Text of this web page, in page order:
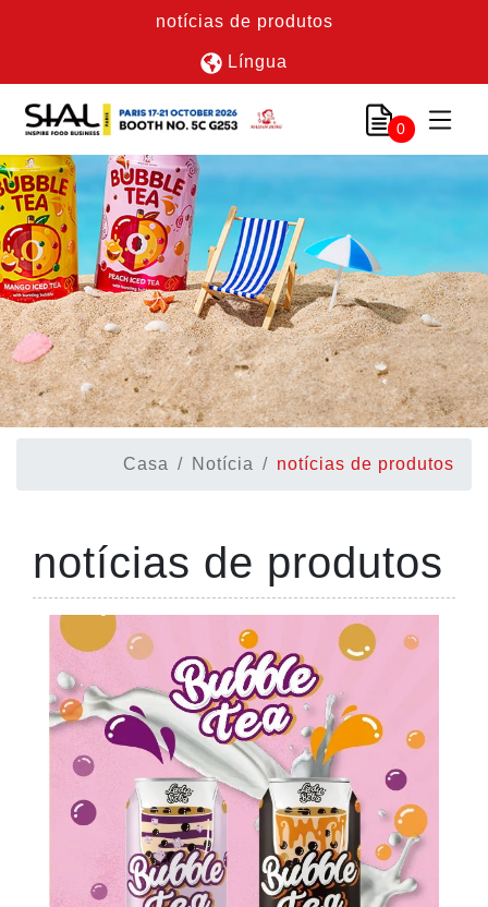
notícias de produtos
Língua
0
Casa Notícia notícias de produtos
notícias de produtos